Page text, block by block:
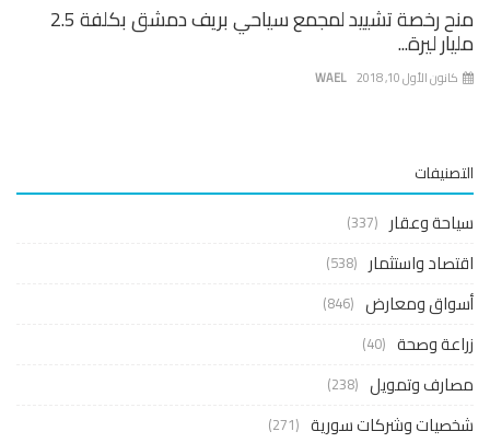
منح رخصة تشييد لمجمع سياحي بريف دمشق بكلفة 2.5
ليرة...
WAEL الأول 10, 2018
وعقار (337)
واستثمار (538)
ومعارض (846)
وصحة (40)
وتمويل (238)
وشركات سورية (271)